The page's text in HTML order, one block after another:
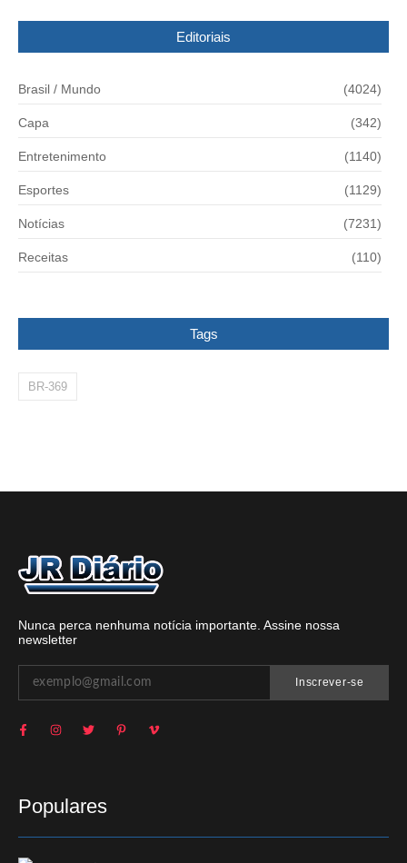
Editoriais
Brasil / Mundo (4024)
Capa (342)
Entretenimento (1140)
Esportes (1129)
Notícias (7231)
Receitas (110)
Tags
BR-369
Nunca perca nenhuma notícia importante. Assine nossa
newsletter
Inscrever-se
Populares